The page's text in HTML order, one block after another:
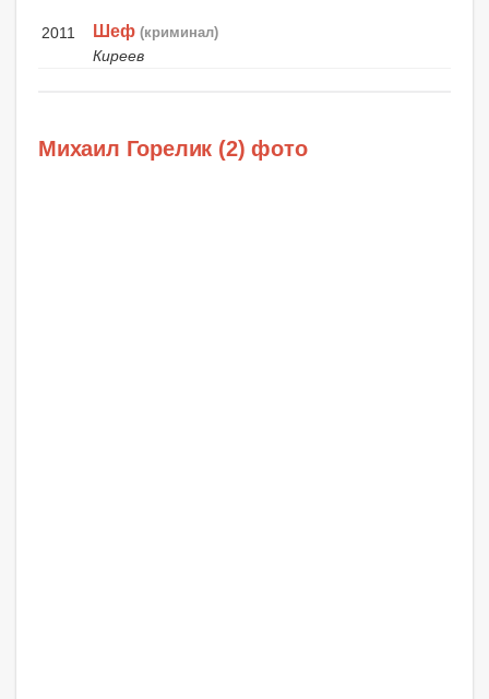
2011 Шеф (криминал)
Киреев
Михаил Горелик (2) фото